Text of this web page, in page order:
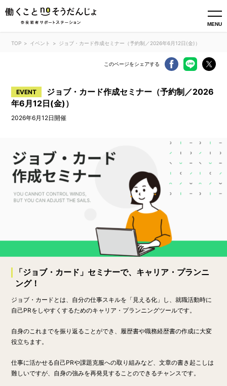
MENU
TOP イベント ​​ジョブ・カード作成セミナー（予約制／2026年6月12日(金)）
このページをシェアする
EVENT
​​ジョブ・カード作成セミナー（予約制／2026
年6月12日(金)）
2026年6月12日開催
「ジョブ・カード」セミナーで、キャリア・プランニ
ング！
ジョブ・カードとは、自分の仕事スキルを「見える化」し、就職活動時に
自己PRをしやすくするためのキャリア・プランニングツールです。
自身のこれまでを振り返ることができ、履歴書や職務経歴書の作成に大変
役立ちます。
仕事に活かせる自己PRや課題克服への取り組みなど、文章の書き起こしは
難しいですが、自身の強みを再発見することのできるチャンスです。